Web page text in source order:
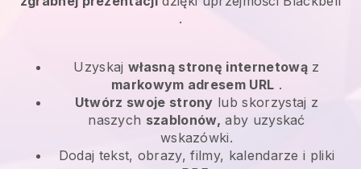
.
Uzyskaj własną stronę internetowąz
markowym adresem URL .
Utwórz swoje strony lub skorzystaj z
naszych szablonów, aby uzyskać
wskazówki.
Dodaj tekst, obrazy, filmy, kalendarze i pliki